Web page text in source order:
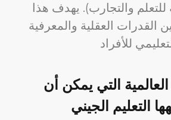
للتعلم والتجارب). يهدف هذا
القدرات العقلية والمعرفية
التي يمكن أن
التعليم الجيني